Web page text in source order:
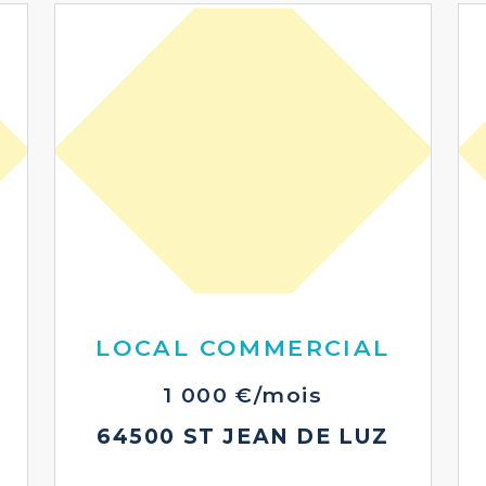
LOCAL COMMERCIAL
1 000 €/mois
64500 ST JEAN DE LUZ